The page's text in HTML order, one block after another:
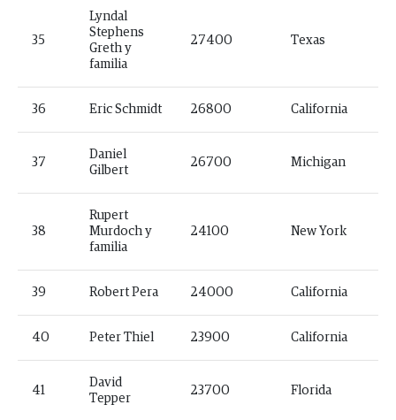
35
Lyndal
Stephens
Greth y
familia
27400 Texas
36 Eric Schmidt 26800 California
37
Daniel
Gilbert
26700 Michigan
38
Rupert
Murdoch y
familia
24100 New York
39 Robert Pera 24000 California
40 Peter Thiel 23900 California
41
David
Tepper
23700 Florida